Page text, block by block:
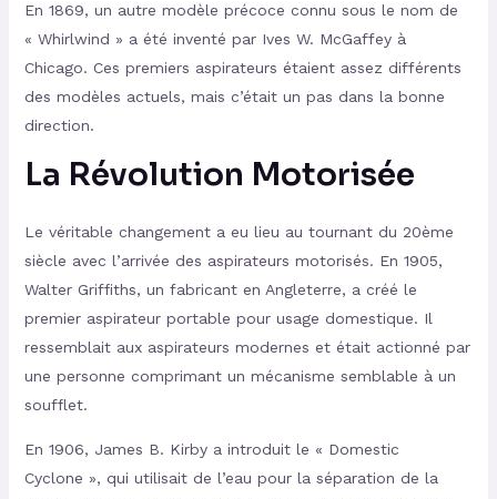
En 1869, un autre modèle précoce connu sous le nom de
« Whirlwind » a été inventé par Ives W. McGaffey à
Chicago. Ces premiers aspirateurs étaient assez différents
des modèles actuels, mais c’était un pas dans la bonne
direction.
La Révolution Motorisée
Le véritable changement a eu lieu au tournant du 20ème
siècle avec l’arrivée des aspirateurs motorisés. En 1905,
Walter Griffiths, un fabricant en Angleterre, a créé le
premier aspirateur portable pour usage domestique. Il
ressemblait aux aspirateurs modernes et était actionné par
une personne comprimant un mécanisme semblable à un
soufflet.
En 1906, James B. Kirby a introduit le « Domestic
Cyclone », qui utilisait de l’eau pour la séparation de la